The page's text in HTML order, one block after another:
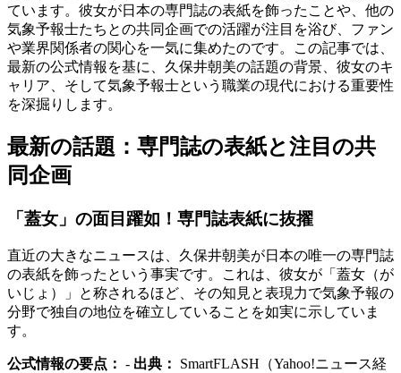
ています。彼女が日本の専門誌の表紙を飾ったことや、他の
気象予報士たちとの共同企画での活躍が注目を浴び、ファン
や業界関係者の関心を一気に集めたのです。この記事では、
最新の公式情報を基に、久保井朝美の話題の背景、彼女のキ
ャリア、そして気象予報士という職業の現代における重要性
を深掘りします。
最新の話題：専門誌の表紙と注目の共
同企画
「蓋女」の面目躍如！専門誌表紙に抜擢
直近の大きなニュースは、久保井朝美が日本の唯一の専門誌
の表紙を飾ったという事実です。これは、彼女が「蓋女（が
いじょ）」と称されるほど、その知見と表現力で気象予報の
分野で独自の地位を確立していることを如実に示していま
す。
公式情報の要点： - 出典：
SmartFLASH（Yahoo!ニュース経